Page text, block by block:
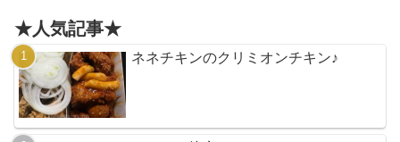
★人気記事★
ネネチキンのクリミオンチキン♪